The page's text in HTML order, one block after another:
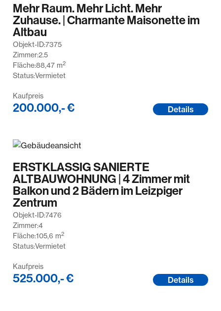
Mehr Raum. Mehr Licht. Mehr
Zuhause. | Charmante Maisonette im
Altbau
Objekt-ID:7375
Zimmer:2.5
Fläche:88,47 m2
Status:Vermietet
Kaufpreis
200.000,- € Details
ERSTKLASSIG SANIERTE
ALTBAUWOHNUNG | 4 Zimmer mit
Balkon und 2 Bädern im Leizpiger
Zentrum
Objekt-ID:7476
Zimmer:4
Fläche:105,6 m2
Status:Vermietet
Kaufpreis
525.000,- € Details